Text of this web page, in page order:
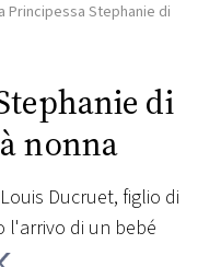
Principessa Stephanie di
di
nonna
Ducruet, figlio di
l'arrivo di un bebé